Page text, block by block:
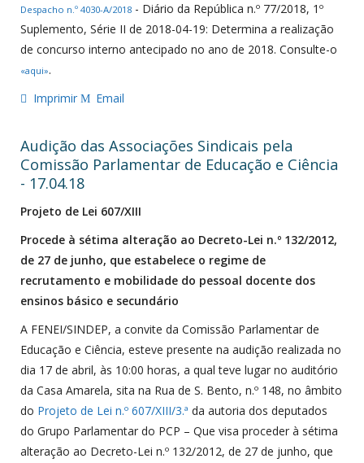
Despacho n.º 4030-A/2018 - Diário da República n.º 77/2018, 1º
Suplemento, Série II de 2018-04-19: Determina a realização
de concurso interno antecipado no ano de 2018. Consulte-o
«aqui».
Imprimir
Email
Audição das Associações Sindicais pela
Comissão Parlamentar de Educação e Ciência
- 17.04.18
Projeto de Lei 607/XIII
Procede à sétima alteração ao Decreto-Lei n.º 132/2012,
de 27 de junho, que estabelece o regime de
recrutamento e mobilidade do pessoal docente dos
ensinos básico e secundário
A FENEI/SINDEP, a convite da Comissão Parlamentar de
Educação e Ciência, esteve presente na audição realizada no
dia 17 de abril, às 10:00 horas, a qual teve lugar no auditório
da Casa Amarela, sita na Rua de S. Bento, n.º 148, no âmbito
do Projeto de Lei n.º 607/XIII/3.ª da autoria dos deputados
do Grupo Parlamentar do PCP – Que visa proceder à sétima
alteração ao Decreto-Lei n.º 132/2012, de 27 de junho, que